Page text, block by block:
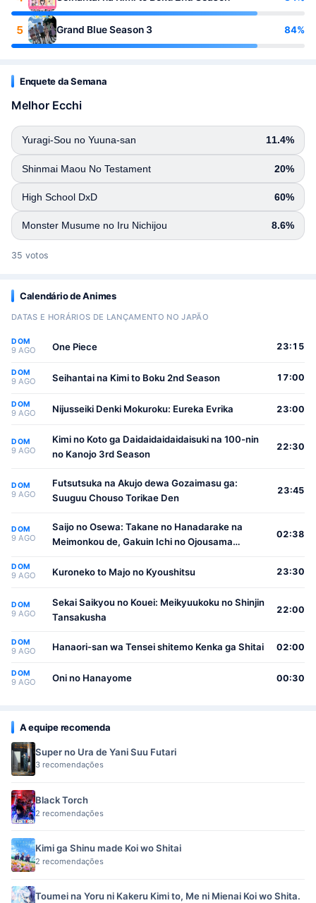
5 Grand Blue Season 3 84%
Enquete da Semana
Melhor Ecchi
Yuragi-Sou no Yuuna-san 11.4%
Shinmai Maou No Testament 20%
High School DxD 60%
Monster Musume no Iru Nichijou 8.6%
35 votos
Calendário de Animes
DATAS E HORÁRIOS DE LANÇAMENTO NO JAPÃO
DOM
9 AGO One Piece 23:15
DOM
9 AGO Seihantai na Kimi to Boku 2nd Season 17:00
DOM
9 AGO Nijusseiki Denki Mokuroku: Eureka Evrika 23:00
DOM
9 AGO
Kimi no Koto ga Daidaidaidaidaisuki na 100-nin
no Kanojo 3rd Season
22:30
DOM
9 AGO
Futsutsuka na Akujo dewa Gozaimasu ga:
Suuguu Chouso Torikae Den
23:45
DOM
9 AGO
Saijo no Osewa: Takane no Hanadarake na
Meimonkou de, Gakuin Ichi no Ojousama
Osewa suru Koto ni Narimashita
02:38
DOM
9 AGO Kuroneko to Majo no Kyoushitsu 23:30
DOM
9 AGO
Sekai Saikyou no Kouei: Meikyuukoku no Shinjin
Tansakusha
22:00
DOM
9 AGO Hanaori-san wa Tensei shitemo Kenka ga Shitai 02:00
DOM
9 AGO Oni no Hanayome 00:30
A equipe recomenda
Super no Ura de Yani Suu Futari
3 recomendações
Black Torch
2 recomendações
Kimi ga Shinu made Koi wo Shitai
2 recomendações
Toumei na Yoru ni Kakeru Kimi to, Me ni Mienai Koi wo Shita.